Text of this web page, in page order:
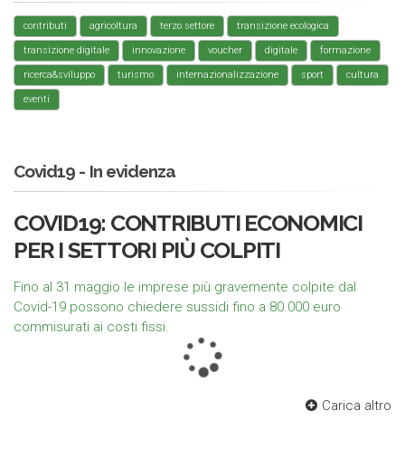
contributi agricoltura terzo settore transizione ecologica
transizione digitale innovazione voucher digitale formazione
ricerca&sviluppo turismo internazionalizzazione sport cultura
eventi
Covid19 - In evidenza
COVID19: CONTRIBUTI ECONOMICI
PER I SETTORI PIÙ COLPITI
Fino al 31 maggio le imprese più gravemente colpite dal
Covid-19 possono chiedere sussidi fino a 80.000 euro
commisurati ai costi fissi.
Carica altro